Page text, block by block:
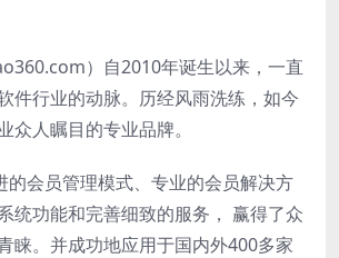
）自2010年诞生以来，一直
件行业的动脉。历经风雨洗练，如今
众人瞩目的专业品牌。
的会员管理模式、专业的会员解决方
统功能和完善细致的服务， 赢得了众
睐。并成功地应用于国内外400多家